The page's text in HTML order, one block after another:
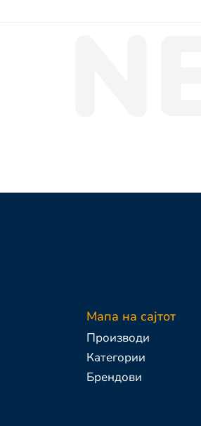
Мапа на сајтот
Производи
Категории
Брендови